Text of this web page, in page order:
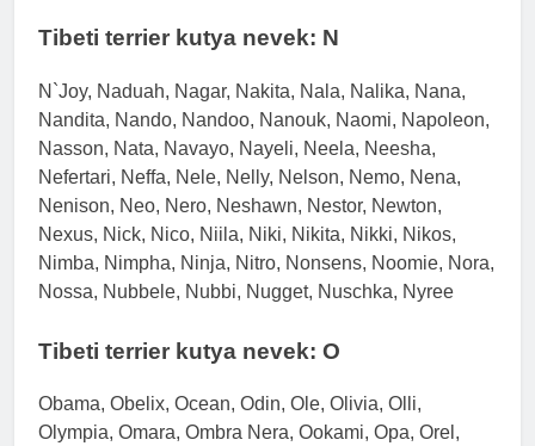
Tibeti terrier kutya nevek: N
N`Joy, Naduah, Nagar, Nakita, Nala, Nalika, Nana,
Nandita, Nando, Nandoo, Nanouk, Naomi, Napoleon,
Nasson, Nata, Navayo, Nayeli, Neela, Neesha,
Nefertari, Neffa, Nele, Nelly, Nelson, Nemo, Nena,
Nenison, Neo, Nero, Neshawn, Nestor, Newton,
Nexus, Nick, Nico, Niila, Niki, Nikita, Nikki, Nikos,
Nimba, Nimpha, Ninja, Nitro, Nonsens, Noomie, Nora,
Nossa, Nubbele, Nubbi, Nugget, Nuschka, Nyree
Tibeti terrier kutya nevek: O
Obama, Obelix, Ocean, Odin, Ole, Olivia, Olli,
Olympia, Omara, Ombra Nera, Ookami, Opa, Orel,